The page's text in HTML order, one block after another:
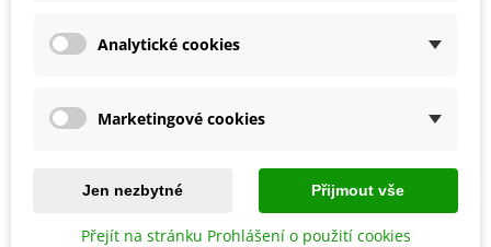
SOUVISEJÍCÍ PRODUKTY
Analytické cookies
Marketingové cookies
Jen nezbytné Přijmout vše
Přejít na stránku Prohlášení o použití cookies